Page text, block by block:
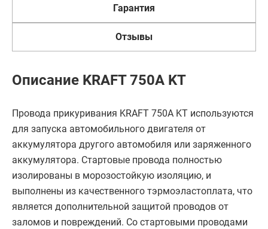
Гарантия
Отзывы
Описание KRAFT 750А KT
Провода прикуривания KRAFT 750А KT используются
для запуска автомобильного двигателя от
аккумулятора другого автомобиля или заряженного
аккумулятора. Стартовые провода полностью
изолированы в морозостойкую изоляцию, и
выполнены из качественного тэрмоэластоплата, что
является дополнительной защитой проводов от
заломов и повреждений. Со стартовыми проводами